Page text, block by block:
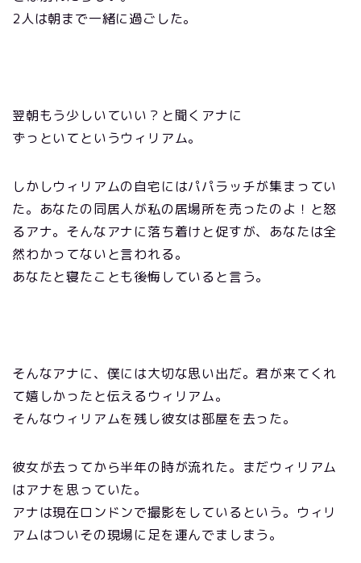
2人は朝まで一緒に過ごした。
翌朝もう少しいていい？と聞くアナに
ずっといてというウィリアム。
しかしウィリアムの自宅にはパパラッチが集まってい
た。あなたの同居人が私の居場所を売ったのよ！と怒
るアナ。そんなアナに落ち着けと促すが、あなたは全
然わかってないと言われる。
あなたと寝たことも後悔していると言う。
そんなアナに、僕には大切な思い出だ。君が来てくれ
て嬉しかったと伝えるウィリアム。
そんなウィリアムを残し彼女は部屋を去った。
彼女が去ってから半年の時が流れた。まだウィリアム
はアナを思っていた。
アナは現在ロンドンで撮影をしているという。ウィリ
アムはついその現場に足を運んでましまう。